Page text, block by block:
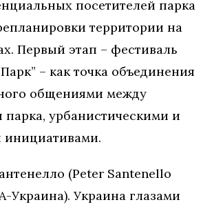
посетителей парка
территории на
Первый этап – фестиваль
– как точка объединения
общениями между
парка, урбанистическими и
​​(Peter​​ Santenello
Украина). Украина​​ глазами​​